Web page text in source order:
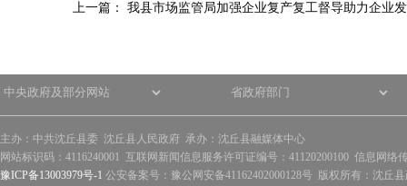
上一篇： 我县市场监管局加强企业复产复工督导助力企业
主办：中共沈丘县委 沈丘县人民政府 承办：沈丘县融媒体中心
网站标识码：4116240001 互联网新闻信息服务许可证编号：41120200100 信息网络
豫ICP备13003979号-1 公安备案号：豫公网安备41162402000128号 版权所有：沈丘